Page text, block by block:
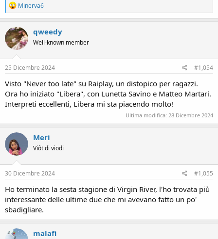
R
e
a
c
t
i
o
n
s
Minerva6
qweedy
Well-known member
25 Dicembre 2024 #1,054
Visto "Never too late" su Raiplay, un distopico per ragazzi.
Ora ho iniziato "Libera", con Lunetta Savino e Matteo Martari.
Interpreti eccellenti, Libera mi sta piacendo molto!
Ultima modifica: 28 Dicembre 2024
Meri
Viôt di viodi
30 Dicembre 2024 #1,055
Ho terminato la sesta stagione di Virgin River, l'ho trovata più
interessante delle ultime due che mi avevano fatto un po'
sbadigliare.
malafi